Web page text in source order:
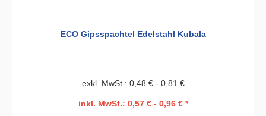
ECO Gipsspachtel Edelstahl Kubala
exkl. MwSt.: 0,48 € - 0,81 €
inkl. MwSt.: 0,57 € - 0,96 € *